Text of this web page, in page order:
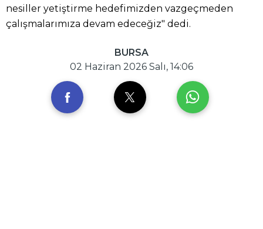
nesiller yetiştirme hedefimizden vazgeçmeden
çalışmalarımıza devam edeceğiz" dedi.
BURSA
02 Haziran 2026 Salı, 14:06